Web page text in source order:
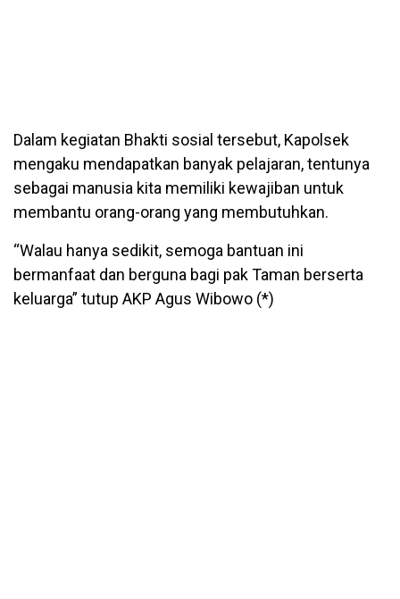
Dalam kegiatan Bhakti sosial tersebut, Kapolsek
mengaku mendapatkan banyak pelajaran, tentunya
sebagai manusia kita memiliki kewajiban untuk
membantu orang-orang yang membutuhkan.
“Walau hanya sedikit, semoga bantuan ini
bermanfaat dan berguna bagi pak Taman berserta
keluarga” tutup AKP Agus Wibowo (*)